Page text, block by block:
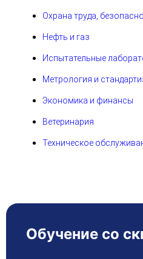
Охрана труда,
Нефть и газ
Испытательные
Метрология и
Экономика и финансы
Ветеринария
Техническое
Обучение со